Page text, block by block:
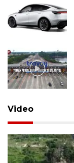
Video